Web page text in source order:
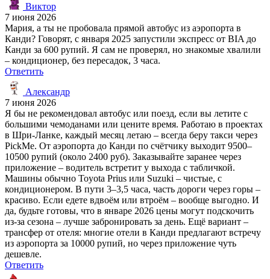
Виктор
7 июня 2026
Мария, а ты не пробовала прямой автобус из аэропорта в
Канди? Говорят, с января 2025 запустили экспресс от BIA до
Канди за 600 рупий. Я сам не проверял, но знакомые хвалили
– кондиционер, без пересадок, 3 часа.
Ответить
Александр
7 июня 2026
Я бы не рекомендовал автобус или поезд, если вы летите с
большими чемоданами или цените время. Работаю в проектах
в Шри-Ланке, каждый месяц летаю – всегда беру такси через
PickMe. От аэропорта до Канди по счётчику выходит 9500–
10500 рупий (около 2400 руб). Заказывайте заранее через
приложение – водитель встретит у выхода с табличкой.
Машины обычно Toyota Prius или Suzuki – чистые, с
кондиционером. В пути 3–3,5 часа, часть дороги через горы –
красиво. Если едете вдвоём или втроём – вообще выгодно. И
да, будьте готовы, что в январе 2026 цены могут подскочить
из-за сезона – лучше забронировать за день. Ещё вариант –
трансфер от отеля: многие отели в Канди предлагают встречу
из аэропорта за 10000 рупий, но через приложение чуть
дешевле.
Ответить